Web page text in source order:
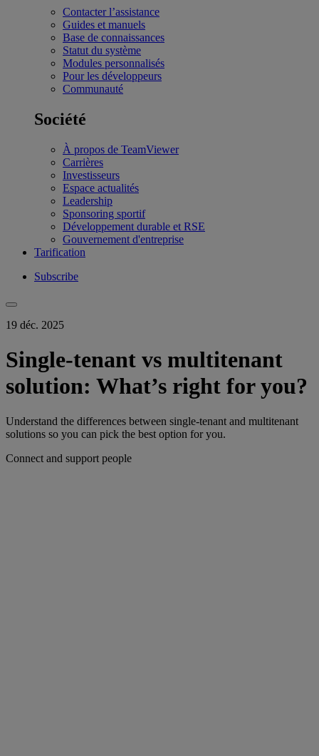
Contacter l’assistance
Guides et manuels
Base de connaissances
Statut du système
Modules personnalisés
Pour les développeurs
Communauté
Société
À propos de TeamViewer
Carrières
Investisseurs
Espace actualités
Leadership
Sponsoring sportif
Développement durable et RSE
Gouvernement d'entreprise
Tarification
Subscribe
19 déc. 2025
Single-tenant vs multitenant
solution: What’s right for you?
Understand the differences between single-tenant and multitenant
solutions so you can pick the best option for you.
Connect and support people